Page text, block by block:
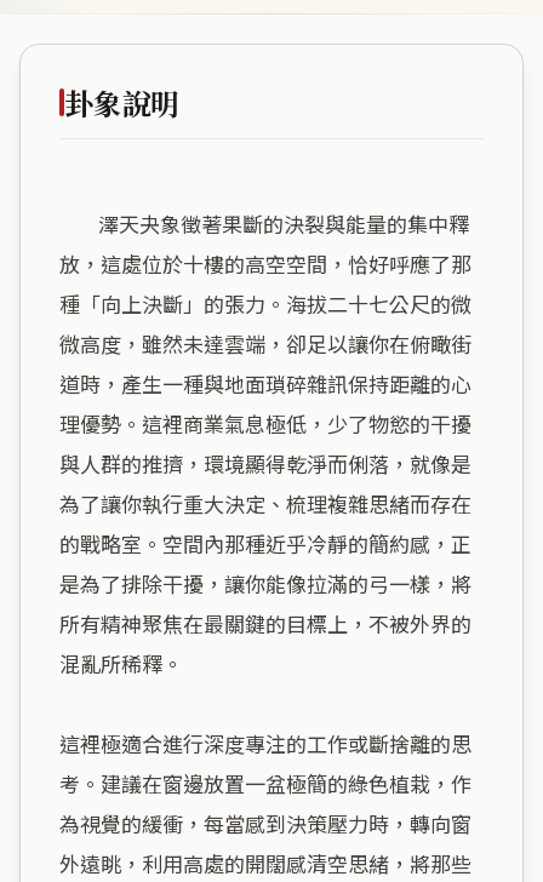
卦象說明
放，這處位於十樓的高空空間，恰好呼應了那
種「向上決斷」的張力。海拔二十七公尺的微
微高度，雖然未達雲端，卻足以讓你在俯瞰街
道時，產生一種與地面瑣碎雜訊保持距離的心
理優勢。這裡商業氣息極低，少了物慾的干擾
與人群的推擠，環境顯得乾淨而俐落，就像是
為了讓你執行重大決定、梳理複雜思緒而存在
的戰略室。空間內那種近乎冷靜的簡約感，正
是為了排除干擾，讓你能像拉滿的弓一樣，將
所有精神聚焦在最關鍵的目標上，不被外界的
混亂所稀釋。
這裡極適合進行深度專注的工作或斷捨離的思
考。建議在窗邊放置一盆極簡的綠色植栽，作
為視覺的緩衝，每當感到決策壓力時，轉向窗
外遠眺，利用高處的開闊感清空思緒，將那些